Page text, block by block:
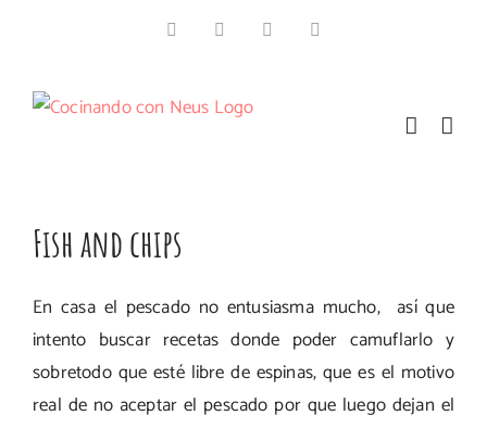
FacebookInstagramPinterest
Fish and chips
En casa el pescado no entusiasma mucho, así que
intento buscar recetas donde poder camuflarlo y
sobretodo que esté libre de espinas, que es el motivo
real de no aceptar el pescado por que luego dejan el